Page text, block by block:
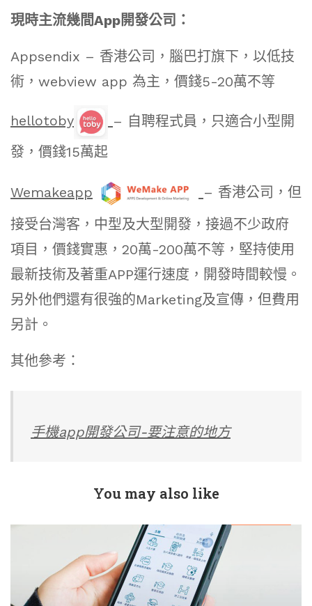
現時主流幾間App開發公司：
Appsendix – 香港公司，腦巴打旗下，以低技
術，webview app 為主，價錢5-20萬不等
hellotoby
– 自聘程式員，只適合小型開
發，價錢15萬起
Wemakeapp
– 香港公司，但
接受台灣客，中型及大型開發，接過不少政府
項目，價錢實惠，20萬-200萬不等，堅持使用
最新技術及著重APP運行速度，開發時間較慢。
另外他們還有很強的Marketing及宣傳，但費用
另計。
其他參考：
手機app開發公司-要注意的地方
You may also like